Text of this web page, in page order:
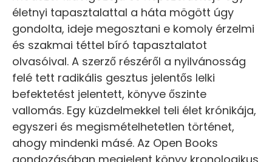
életnyi tapasztalattal a háta mögött úgy
gondolta, ideje megosztani e komoly érzelmi
és szakmai téttel bíró tapasztalatot
olvasóival. A szerző részéről a nyilvánosság
felé tett radikális gesztus jelentős lelki
befektetést jelentett, könyve őszinte
vallomás. Egy küzdelmekkel teli élet krónikája,
egyszeri és megismételhetetlen történet,
ahogy mindenki másé. Az Open Books